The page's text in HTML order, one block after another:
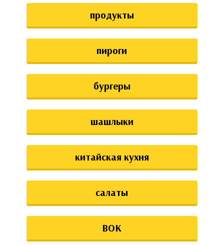
продукты
пироги
бургеры
шашлыки
китайская кухня
салаты
ВОК